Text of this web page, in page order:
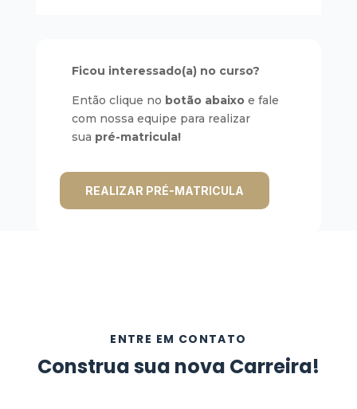
Ficou interessado(a) no curso?
Então clique no botão abaixo e fale
com nossa equipe para realizar
sua pré-matricula!
REALIZAR PRÉ-MATRICULA
ENTRE EM CONTATO
Construa sua nova Carreira!